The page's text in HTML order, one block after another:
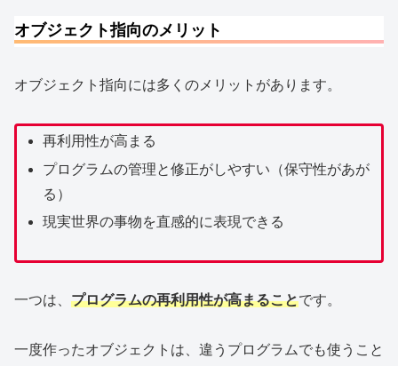
オブジェクト指向のメリット
オブジェクト指向には多くのメリットがあります。
再利用性が高まる
プログラムの管理と修正がしやすい（保守性があが
る）
現実世界の事物を直感的に表現できる
一つは、 プログラムの再利用性が高まることです。
一度作ったオブジェクトは、違うプログラムでも使うこと